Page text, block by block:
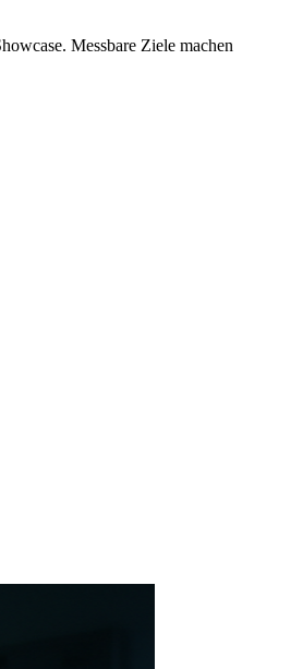
Messbare Ziele machen